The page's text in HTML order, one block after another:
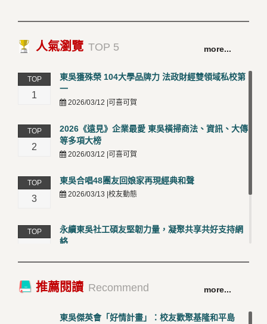
人氣瀏覽 TOP 5 more...
TOP
1
東吳獲殊榮 104大學品牌力 法政財經雙領域私校第
一
2026/03/12 |可喜可賀
TOP
2
2026《遠見》企業最愛 東吳橫掃商法、資訊、大傳
等多項大榜
2026/03/12 |可喜可賀
TOP
3
東吳合唱48團友回娘家再現經典和聲
2026/03/13 |校友動態
TOP
永續東吳社工碩友堅韌力量，凝聚共享共好支持網
絡
TOP
卓越永續校園 東吳大學連奪 ISO 14001、45001 及
50001三大國際驗證殊榮
推薦閱讀 Recommend more...
東吳傑英會「好情計畫」：校友歡聚基隆和平島